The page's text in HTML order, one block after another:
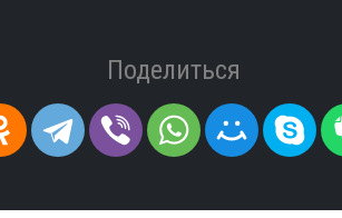
Поделиться